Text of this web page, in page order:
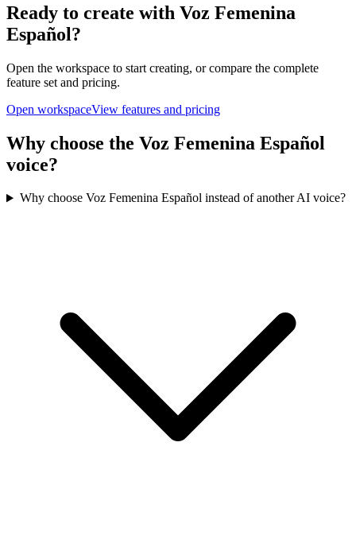
Ready to create with Voz Femenina
Español?
Open the workspace to start creating, or compare the complete
feature set and pricing.
Open workspaceView features and pricing
Why choose the Voz Femenina Español
voice?
Why choose Voz Femenina Español instead of another AI voice?